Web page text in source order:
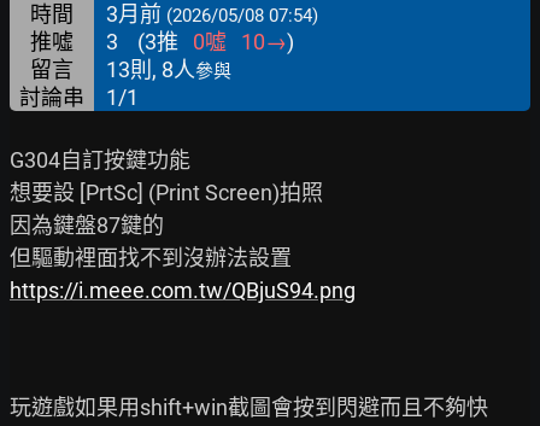
時間 3月前 (2026/05/08 07:54)
推噓 3 (3推 0噓 10→)
留言
13則, 8人參與
討論串 1/1
G304自訂按鍵功能
想要設 [PrtSc] (Print Screen)拍照
因為鍵盤87鍵的
https://i.meee.com.tw/QBjuS94.png
玩遊戲如果用shift+win截圖會按到閃避而且不夠快